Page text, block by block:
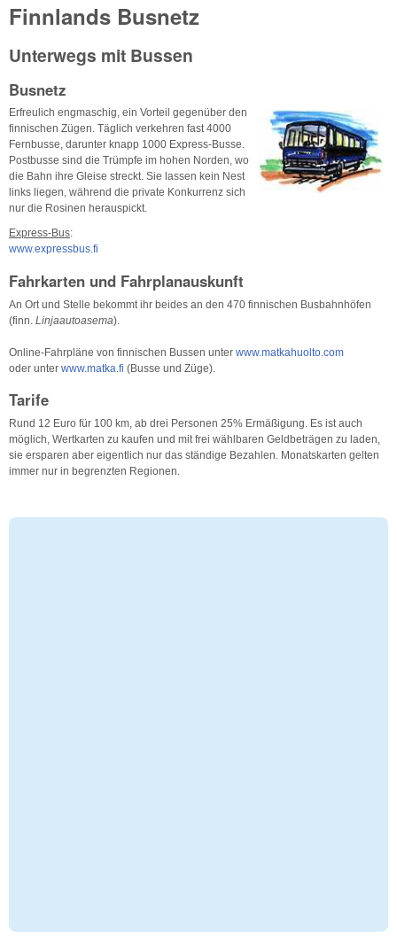
Finnlands Busnetz
Unterwegs mit Bussen
Busnetz
Erfreulich engmaschig, ein Vorteil gegenüber den
finnischen Zügen. Täglich verkehren fast 4000
Fernbusse, darunter knapp 1000 Express-Busse.
Postbusse sind die Trümpfe im hohen Norden, wo
die Bahn ihre Gleise streckt. Sie lassen kein Nest
links liegen, während die private Konkurrenz sich
nur die Rosinen herauspickt.
Express-Bus:
www.expressbus.fi
Fahrkarten und Fahrplanauskunft
An Ort und Stelle bekommt ihr beides an den 470 finnischen Busbahnhöfen
(finn. Linjaautoasema).
Online-Fahrpläne von finnischen Bussen unter www.matkahuolto.com
oder unter www.matka.fi (Busse und Züge).
Tarife
Rund 12 Euro für 100 km, ab drei Personen 25% Ermäßigung. Es ist auch
möglich, Wertkarten zu kaufen und mit frei wählbaren Geldbeträgen zu laden,
sie ersparen aber eigentlich nur das ständige Bezahlen. Monatskarten gelten
immer nur in begrenzten Regionen.